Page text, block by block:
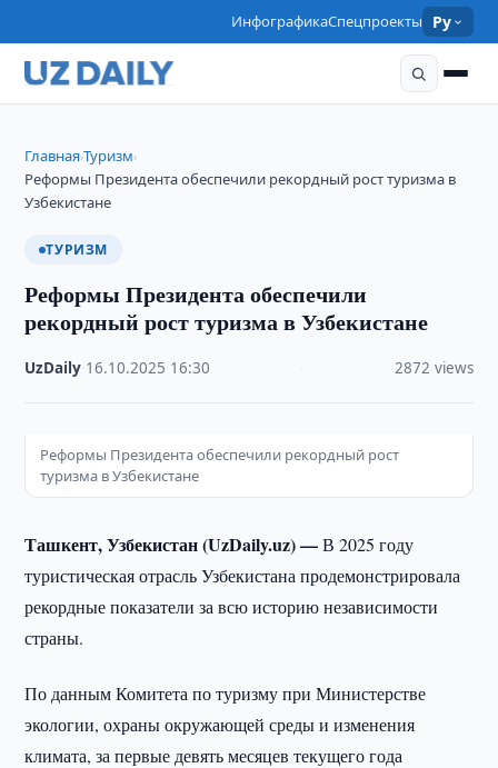
ИнфографикаСпецпроекты Ру
Главная›Туризм›
Реформы Президента обеспечили рекордный рост туризма в
Узбекистане
ТУРИЗМ
Реформы Президента обеспечили
рекордный рост туризма в Узбекистане
UzDaily 16.10.2025 16:30 2872 views
Реформы Президента обеспечили рекордный рост
туризма в Узбекистане
Ташкент, Узбекистан (UzDaily.uz) —В 2025 году
туристическая отрасль Узбекистана продемонстрировала
рекордные показатели за всю историю независимости
страны.
По данным Комитета по туризму при Министерстве
экологии, охраны окружающей среды и изменения
климата, за первые девять месяцев текущего года